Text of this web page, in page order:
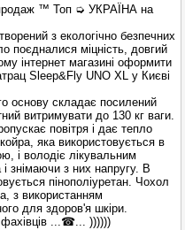
продаж ™ Топ ➭ УКРАЇНА на
з екологічно безпечних
поєдналися міцність, довгий
інтернет магазині оформити
Sleep&Fly UNO ХL у Києві
основу складає посилений
витримувати до 130 кг ваги.
повітря і дає тепло
яка використовується в
і володіє лікувальним
знімаючи з них напругу. В
пінополіуретан. Чохол
з використанням
для здоров'я шкіри.
...☎... ))))))